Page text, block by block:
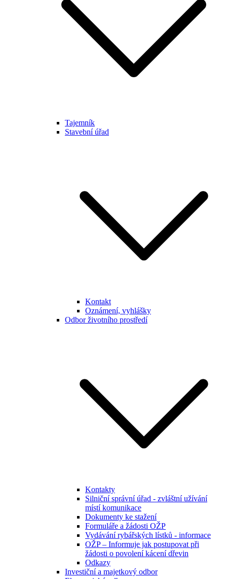
Tajemník
Stavební úřad
Kontakt
Oznámení, vyhlášky
Odbor životního prostředí
Kontakty
Silniční správní úřad - zvláštní užívání
místí komunikace
Dokumenty ke stažení
Formuláře a žádosti OŽP
Vydávání rybářských lístků - informace
OŽP – Informuje jak postupovat při
žádosti o povolení kácení dřevin
Odkazy
Investiční a majetkový odbor